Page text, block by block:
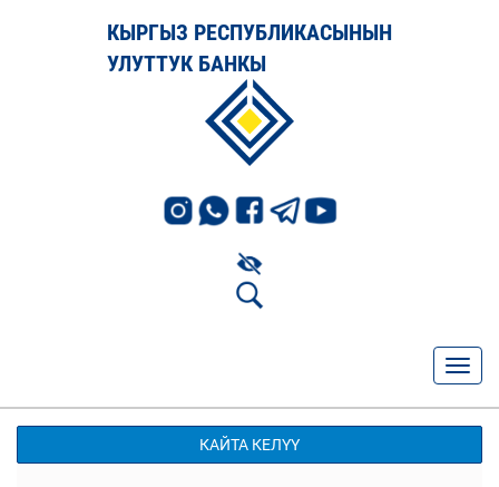
КЫРГЫЗ РЕСПУБЛИКАСЫНЫН
УЛУТТУК БАНКЫ
КАЙТА КЕЛҮҮ